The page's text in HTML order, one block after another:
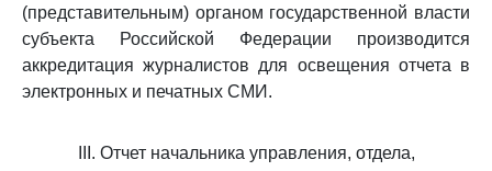
(представительным) органом государственной власти
субъекта Российской Федерации производится
аккредитация журналистов для освещения отчета в
электронных и печатных СМИ.
III. Отчет начальника управления, отдела,